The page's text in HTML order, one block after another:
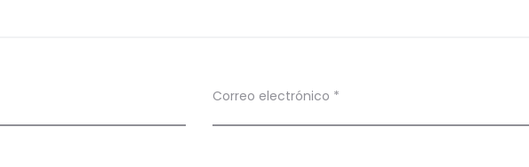
Correo electrónico *